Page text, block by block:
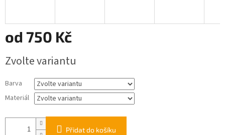
od 750 Kč
cena:
Zvolte variantu
Barva
Materiál
Přidat do košíku